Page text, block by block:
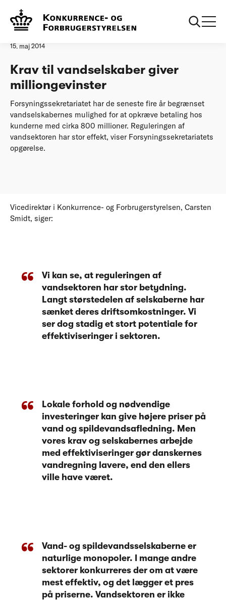
Forside
15. maj 2014
Krav til vandselskaber giver
milliongevinster
Forsyningssekretariatet har de seneste fire år begrænset
vandselskabernes mulighed for at opkræve betaling hos
kunderne med cirka 800 millioner. Reguleringen af
vandsektoren har stor effekt, viser Forsyningssekretariatets
opgørelse.
Vicedirektør i Konkurrence- og Forbrugerstyrelsen, Carsten
Smidt, siger:
Vi kan se, at reguleringen af
vandsektoren har stor betydning.
Langt størstedelen af selskaberne har
sænket deres driftsomkostninger. Vi
ser dog stadig et stort potentiale for
effektiviseringer i sektoren.
Lokale forhold og nødvendige
investeringer kan give højere priser på
vand og spildevandsafledning. Men
vores krav og selskabernes arbejde
med effektiviseringer gør danskernes
vandregning lavere, end den ellers
ville have været.
Vand- og spildevandsselskaberne er
naturlige monopoler. I mange andre
sektorer konkurreres der om at være
mest effektiv, og det lægger et pres
på priserne. Vandsektoren er ikke